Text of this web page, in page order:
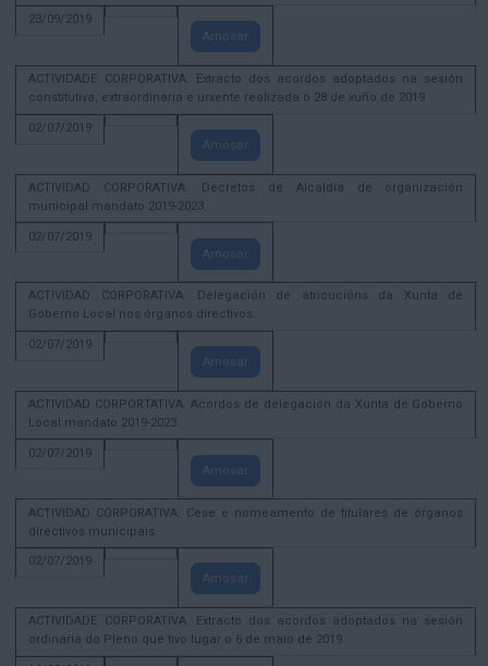
23/09/2019
Amosar
ACTIVIDADE CORPORATIVA. Extracto dos acordos adoptados na sesión
constitutiva, extraordinaria e urxente realizada o 28 de xuño de 2019
02/07/2019
Amosar
ACTIVIDAD CORPORATIVA. Decretos de Alcaldía de organización
municipal mandato 2019-2023.
02/07/2019
Amosar
ACTIVIDAD CORPORATIVA. Delegación de atricucións da Xunta de
Goberno Local nos órganos directivos.
02/07/2019
Amosar
ACTIVIDAD CORPORTATIVA. Acordos de delegación da Xunta de Goberno
Local mandato 2019-2023
02/07/2019
Amosar
ACTIVIDAD CORPORATIVA. Cese e nomeamento de titulares de órganos
directivos municipais.
02/07/2019
Amosar
ACTIVIDADE CORPORATIVA. Extracto dos acordos adoptados na sesión
ordinaria do Pleno que tivo lugar o 6 de maio de 2019.